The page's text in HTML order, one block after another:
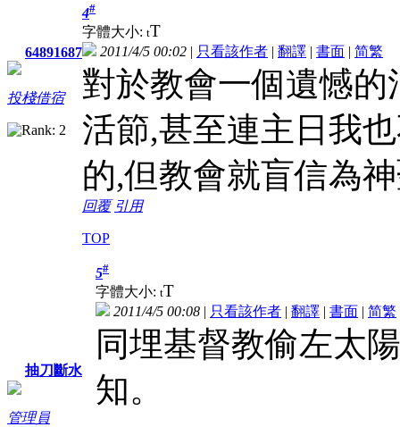
64891687
投棧借宿
4#
字體大小: tT
2011/4/5 00:02 | 只看該作者 | 翻譯 | 書面 | 简繁
對於教會一個遺憾
活節,甚至連主日我
的,但教會就盲信為
回覆 引用
TOP
抽刀斷水
管理員
5#
字體大小: tT
2011/4/5 00:08 | 只看該作者 | 翻譯 | 書面 | 简繁
同埋基督教偷左太
知。